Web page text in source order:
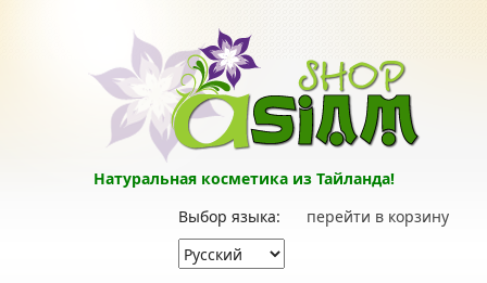
Натуральная косметика из Тайланда!
перейти в корзину
Выбор языка: